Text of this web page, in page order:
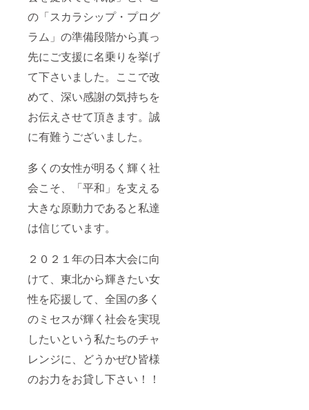
の「スカラシップ・プログ
ラム」の準備段階から真っ
先にご支援に名乗りを挙げ
て下さいました。ここで改
めて、深い感謝の気持ちを
お伝えさせて頂きます。誠
に有難うございました。
多くの女性が明るく輝く社
会こそ、「平和」を支える
大きな原動力であると私達
は信じています。
２０２１年の日本大会に向
けて、東北から輝きたい女
性を応援して、全国の多く
のミセスが輝く社会を実現
したいという私たちのチャ
レンジに、どうかぜひ皆様
のお力をお貸し下さい！！